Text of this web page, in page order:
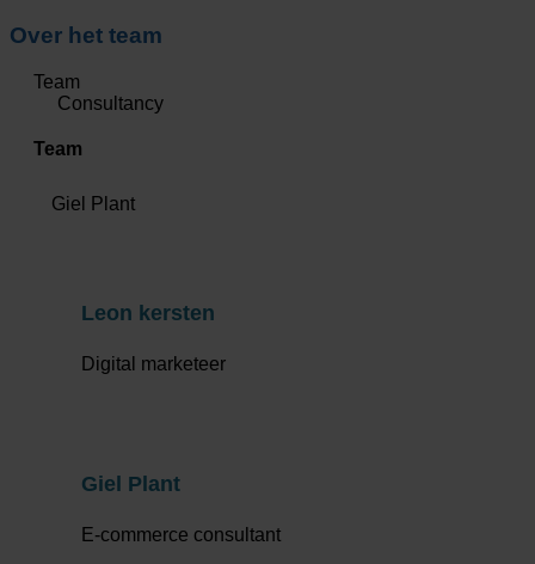
Over het team
Team
Consultancy
Team
Giel Plant
Leon kersten
Digital marketeer
Giel Plant
E-commerce consultant